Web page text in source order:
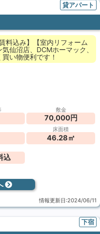
貸アパート
賃料込み】【室内リフォーム
仙沼店、DCMホーマック、
い物便利です！
敷金
70,000円
床面積
46.28㎡
込
情報更新日:2024/06/11
下宿